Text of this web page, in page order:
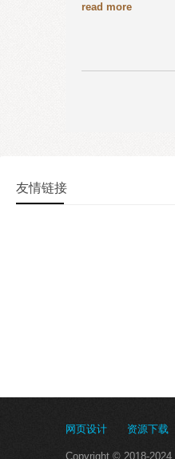
read more
友情链接
网页设计 资源下载
Copyright © 2018-